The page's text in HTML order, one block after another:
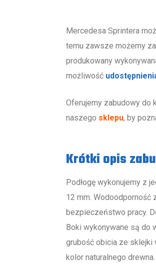
Mercedesa Sprintera
temu zawsze możemy
produkowany
możliwość
Oferujemy zabudowy do
naszego sklepu, by
Krótki opis
Podłogę wykonujemy z
12 mm.
bezpieczeństwo pracy.
Boki wykonywane są do
grubość obicia ze sklejki
kolor naturalnego